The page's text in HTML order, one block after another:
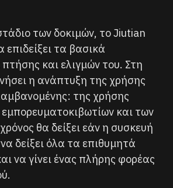
των δοκιμών, το Jiutian
επιδείξει τα βασικά
και ελιγμών του. Στη
η ανάπτυξη της χρήσης
της χρήσης
και των
θα δείξει εάν η συσκευή
δείξει όλα τα επιθυμητά
να γίνει ένας πλήρης φορέας